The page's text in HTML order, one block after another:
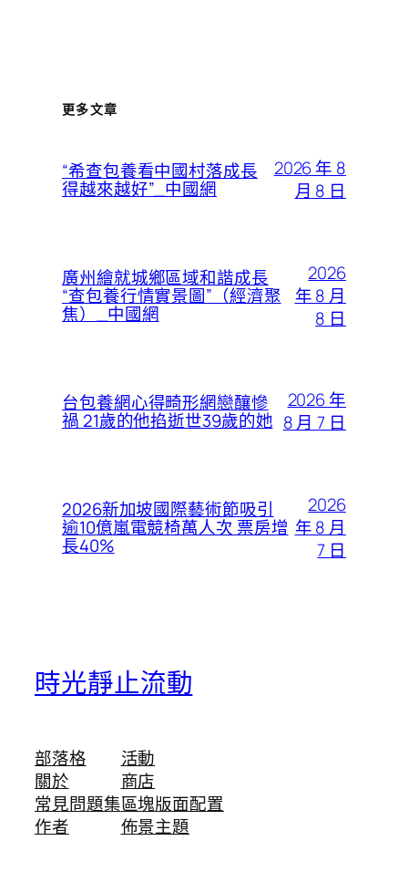
更多文章
“希查包養看中國村落成長
得越來越好”_中國網
2026 年 8
月 8 日
廣州繪就城鄉區域和諧成長
“查包養行情實景圖”（經濟聚
焦）_中國網
2026
年 8 月
8 日
台包養網心得畸形網戀釀慘
禍 21歲的他掐逝世39歲的她
2026 年
8 月 7 日
2026新加坡國際藝術節吸引
逾10億嵐電競椅萬人次 票房增
長40%
2026
年 8 月
7 日
時光靜止流動
部落格
關於
常見問題集
作者
活動
商店
區塊版面配置
佈景主題